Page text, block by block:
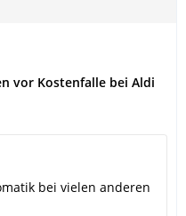
vor Kostenfalle bei Aldi
bei vielen anderen